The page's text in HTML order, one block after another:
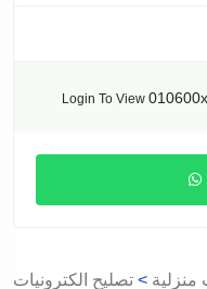
Login To View
> تصليح الكترونيات